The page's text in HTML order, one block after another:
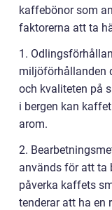
kaffebönor som
faktorerna att ta
1.
miljöförhållanden
och kvaliteten på
i bergen kan
arom.
2.
används för att ta
påverka kaffets
tenderar att ha en